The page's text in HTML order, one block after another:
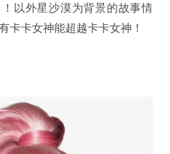
以外星沙漠为背景的故事情
卡卡女神能超越卡卡女神！